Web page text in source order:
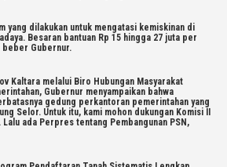
yang dilakukan untuk mengatasi kemiskinan di
Besaran bantuan Rp 15 hingga 27 juta per
beber Gubernur.
Kaltara melalui Biro Hubungan Masyarakat
Gubernur menyampaikan bahwa
gedung perkantoran pemerintahan yang
Selor. Untuk itu, kami mohon dukungan Komisi II
ada Perpres tentang Pembangunan PSN,